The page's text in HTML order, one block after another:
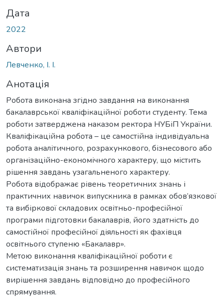
Дата
2022
Автори
Левченко, І. І.
Анотація
Робота виконана згідно завдання на виконання
бакалаврської кваліфікаційної роботи студенту. Тема
роботи затверджена наказом ректора НУБіП України.
Кваліфікаційна робота – це самостійна індивідуальна
робота аналітичного, розрахункового, бізнесового або
організаційно-економічного характеру, що містить
рішення завдань узагальненого характеру.
Робота відображає рівень теоретичних знань і
практичних навичок випускника в рамках обов’язкової
та вибіркової складових освітньо-професійної
програми підготовки бакалаврів, його здатність до
самостійної професійної діяльності як фахівця
освітнього ступеню «Бакалавр».
Метою виконання кваліфікаційної роботи є
систематизація знань та розширення навичок щодо
вирішення завдань відповідно до професійного
спрямування.